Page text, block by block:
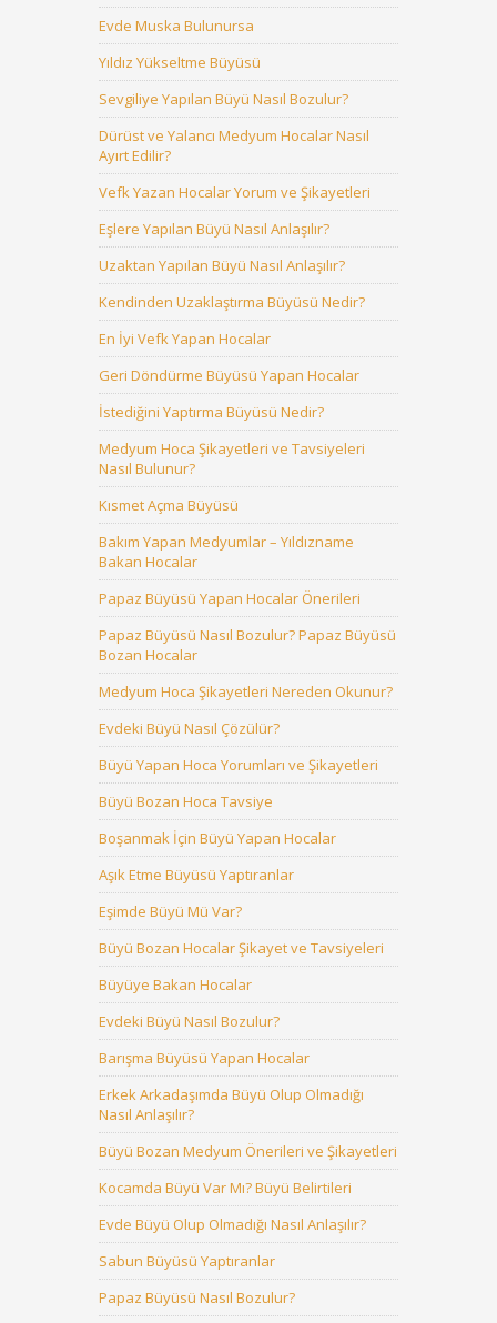
Evde Muska Bulunursa
Yıldız Yükseltme Büyüsü
Sevgiliye Yapılan Büyü Nasıl Bozulur?
Dürüst ve Yalancı Medyum Hocalar Nasıl
Ayırt Edilir?
Vefk Yazan Hocalar Yorum ve Şikayetleri
Eşlere Yapılan Büyü Nasıl Anlaşılır?
Uzaktan Yapılan Büyü Nasıl Anlaşılır?
Kendinden Uzaklaştırma Büyüsü Nedir?
En İyi Vefk Yapan Hocalar
Geri Döndürme Büyüsü Yapan Hocalar
İstediğini Yaptırma Büyüsü Nedir?
Medyum Hoca Şikayetleri ve Tavsiyeleri
Nasıl Bulunur?
Kısmet Açma Büyüsü
Bakım Yapan Medyumlar – Yıldızname
Bakan Hocalar
Papaz Büyüsü Yapan Hocalar Önerileri
Papaz Büyüsü Nasıl Bozulur? Papaz Büyüsü
Bozan Hocalar
Medyum Hoca Şikayetleri Nereden Okunur?
Evdeki Büyü Nasıl Çözülür?
Büyü Yapan Hoca Yorumları ve Şikayetleri
Büyü Bozan Hoca Tavsiye
Boşanmak İçin Büyü Yapan Hocalar
Aşık Etme Büyüsü Yaptıranlar
Eşimde Büyü Mü Var?
Büyü Bozan Hocalar Şikayet ve Tavsiyeleri
Büyüye Bakan Hocalar
Evdeki Büyü Nasıl Bozulur?
Barışma Büyüsü Yapan Hocalar
Erkek Arkadaşımda Büyü Olup Olmadığı
Nasıl Anlaşılır?
Büyü Bozan Medyum Önerileri ve Şikayetleri
Kocamda Büyü Var Mı? Büyü Belirtileri
Evde Büyü Olup Olmadığı Nasıl Anlaşılır?
Sabun Büyüsü Yaptıranlar
Papaz Büyüsü Nasıl Bozulur?